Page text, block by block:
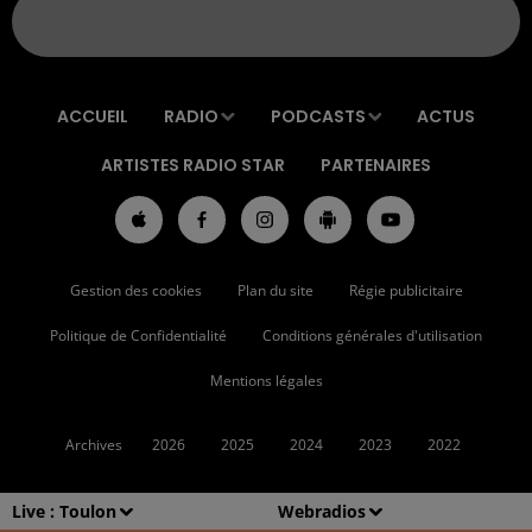
Live : Toulon Webradios
ACCUEIL RADIO PODCASTS ACTUS
ARTISTES RADIO STAR PARTENAIRES
Gestion des cookies Plan du site Régie publicitaire
Politique de Confidentialité Conditions générales d'utilisation
Mentions légales
Archives 2026 2025 2024 2023 2022